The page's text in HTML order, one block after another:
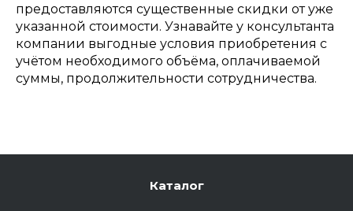
предоставляются существенные скидки от уже
указанной стоимости. Узнавайте у консультанта
компании выгодные условия приобретения с
учётом необходимого объёма, оплачиваемой
суммы, продолжительности сотрудничества.
Каталог